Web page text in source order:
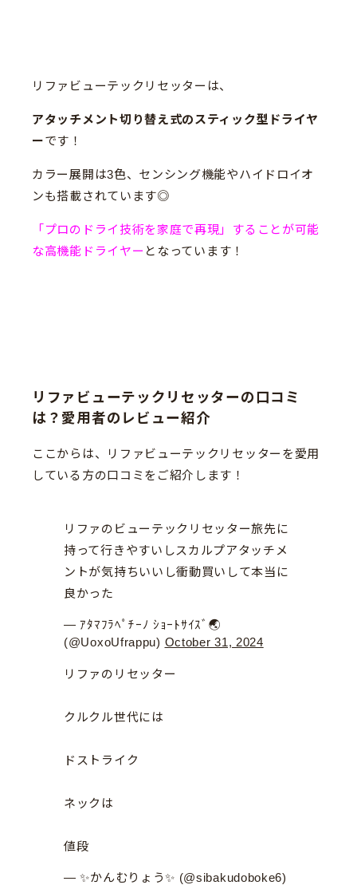
リファビューテックリセッターは、
アタッチメント切り替え式のスティック型ドライヤ
ーです！
カラー展開は3色、センシング機能やハイドロイオ
ンも搭載されています◎
「プロのドライ技術を家庭で再現」することが可能
な高機能ドライヤー となっています！
リファビューテックリセッターの口コミ
は？愛用者のレビュー紹介
ここからは、リファビューテックリセッターを愛用
している方の口コミをご紹介します！
リファのビューテックリセッター旅先に
持って行きやすいしスカルプアタッチメ
ントが気持ちいいし衝動買いして本当に
良かった
— ｱﾀﾏﾌﾗﾍﾟﾁｰﾉ ｼｮｰﾄｻｲｽﾞ🌏
(@UoxoUfrappu) October 31, 2024
リファのリセッター
クルクル世代には
ドストライク
ネックは
値段
— ✨かんむりょう✨ (@sibakudoboke6)